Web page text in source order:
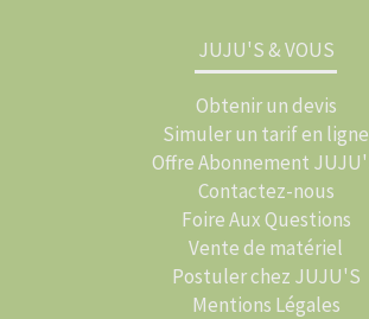
JUJU'S & VOUS
Obtenir un devis
Simuler un tarif en ligne
Offre Abonnement
Contactez-nous
Foire Aux Questions
Vente de matériel
Postuler chez JUJU'S
Mentions Légales